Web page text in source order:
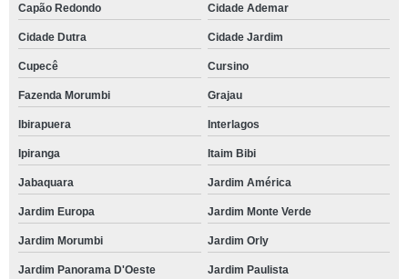
Capão Redondo Cidade Ademar
Cidade Dutra Cidade Jardim
Cupecê Cursino
Fazenda Morumbi Grajau
Ibirapuera Interlagos
Ipiranga Itaim Bibi
Jabaquara Jardim América
Jardim Europa Jardim Monte Verde
Jardim Morumbi Jardim Orly
Jardim Panorama D'Oeste Jardim Paulista